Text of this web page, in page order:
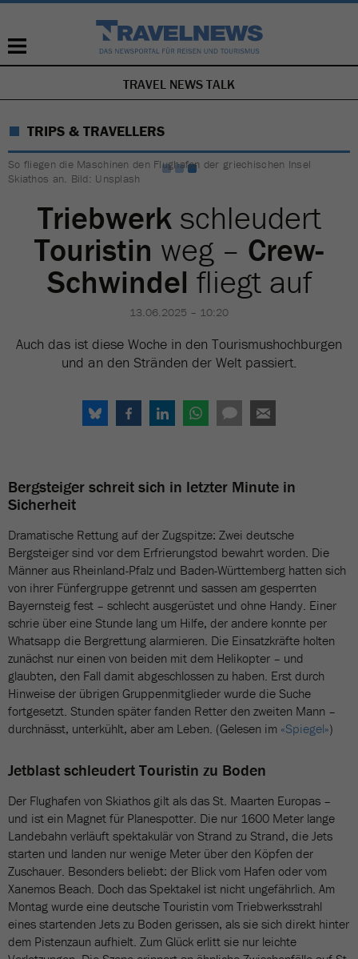
NAVIGATION
ÜBERSPRINGEN
TRAVEL NEWS TALK
TRIPS & TRAVELLERS
So fliegen die Maschinen den Flughafen der griechischen Insel
Skiathos an. Bild: Unsplash
Triebwerkschleudert
Touristin weg – Crew-
Schwindel fliegt auf
13.06.2025 – 10:20
Auch das ist diese Woche in den Tourismushochburgen
und an den Stränden der Welt passiert.
Bergsteiger schreit sich in letzter Minute in
Sicherheit
Dramatische Rettung auf der Zugspitze: Zwei deutsche
Bergsteiger sind vor dem Erfrierungstod bewahrt worden. Die
Männer aus Rheinland-Pfalz und Baden-Württemberg hatten sich
von ihrer Fünfergruppe getrennt und sassen am gesperrten
Bayernsteig fest – schlecht ausgerüstet und ohne Handy. Einer
schrie über eine Stunde lang um Hilfe, der andere konnte per
Whatsapp die Bergrettung alarmieren. Die Einsatzkräfte holten
zunächst nur einen von beiden mit dem Helikopter – und
glaubten, den Fall damit abgeschlossen zu haben. Erst durch
Hinweise der übrigen Gruppenmitglieder wurde die Suche
fortgesetzt. Stunden später fanden Retter den zweiten Mann –
durchnässt, unterkühlt, aber am Leben. (Gelesen im «Spiegel»)
Jetblast schleudert Touristin zu Boden
Der Flughafen von Skiathos gilt als das St. Maarten Europas –
und ist ein Magnet für Planespotter. Die nur 1600 Meter lange
Landebahn verläuft spektakulär von Strand zu Strand, die Jets
starten und landen nur wenige Meter über den Köpfen der
Zuschauer. Besonders beliebt: der Blick vom Hafen oder vom
Xanemos Beach. Doch das Spektakel ist nicht ungefährlich. Am
Montag wurde eine deutsche Touristin vom Triebwerksstrahl
eines startenden Jets zu Boden gerissen, als sie sich direkt hinter
dem Pistenzaun aufhielt. Zum Glück erlitt sie nur leichte